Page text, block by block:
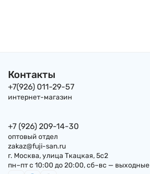
Контакты
+7(926) 011-29-57
интернет-магазин
+7 (926) 209-14-30
оптовый отдел
zakaz@fuji-san.ru
г. Москва, улица Ткацкая, 5с2
пн–пт с 10:00 до 20:00, сб–вс — выходные